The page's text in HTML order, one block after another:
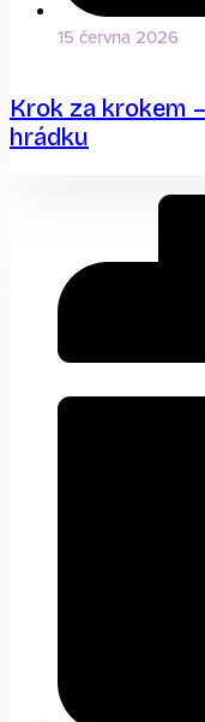
15 června 2026
Krok za krokem
hrádku